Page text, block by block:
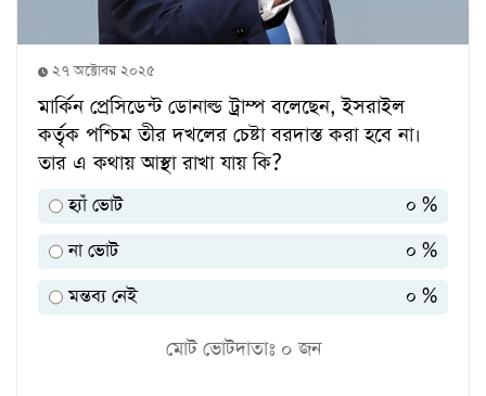
২৭ অক্টোবর ২০২৫
মার্কিন প্রেসিডেন্ট ডোনাল্ড ট্রাম্প বলেছেন, ইসরাইল
কর্তৃক পশ্চিম তীর দখলের চেষ্টা বরদাস্ত করা হবে না।
তার এ কথায় আস্থা রাখা যায় কি?
হ্যাঁ ভোট
০ %
না ভোট
০ %
মন্তব্য নেই
০ %
মোট ভোটদাতাঃ ০ জন